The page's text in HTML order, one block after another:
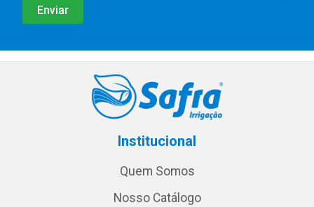
Institucional
Quem Somos
Nosso Catálogo